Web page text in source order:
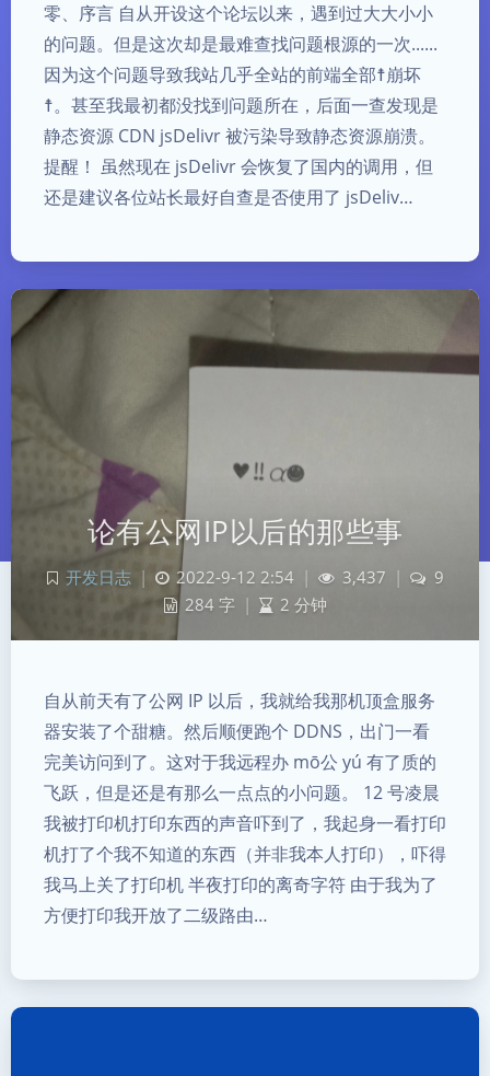
零、序言 自从开设这个论坛以来，遇到过大大小小
的问题。但是这次却是最难查找问题根源的一次......
因为这个问题导致我站几乎全站的前端全部☨崩坏
☨。甚至我最初都没找到问题所在，后面一查发现是
静态资源 CDN jsDelivr 被污染导致静态资源崩溃。
提醒！ 虽然现在 jsDelivr 会恢复了国内的调用，但
还是建议各位站长最好自查是否使用了 jsDeliv…
论有公网IP以后的那些事
开发日志 2022-9-12 2:54 3,437
9
284 字
2 分钟
自从前天有了公网 IP 以后，我就给我那机顶盒服务
器安装了个甜糖。然后顺便跑个 DDNS，出门一看
完美访问到了。这对于我远程办 mō公 yú 有了质的
飞跃，但是还是有那么一点点的小问题。 12 号凌晨
我被打印机打印东西的声音吓到了，我起身一看打印
机打了个我不知道的东西（并非我本人打印），吓得
我马上关了打印机 半夜打印的离奇字符 由于我为了
方便打印我开放了二级路由…